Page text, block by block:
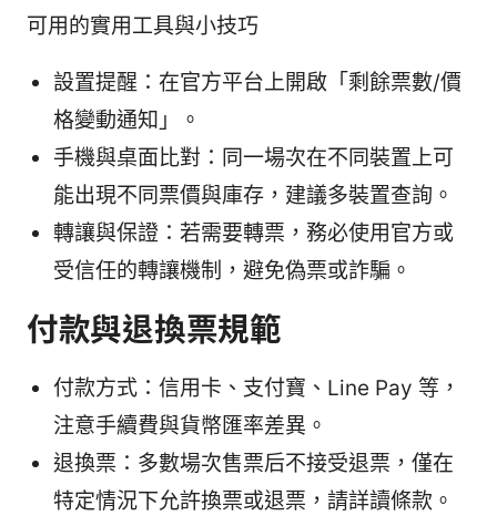
可用的實用工具與小技巧
設置提醒：在官方平台上開啟「剩餘票數/價
格變動通知」。
手機與桌面比對：同一場次在不同裝置上可
能出現不同票價與庫存，建議多裝置查詢。
轉讓與保證：若需要轉票，務必使用官方或
受信任的轉讓機制，避免偽票或詐騙。
付款與退換票規範
付款方式：信用卡、支付寶、Line Pay 等，
注意手續費與貨幣匯率差異。
退換票：多數場次售票后不接受退票，僅在
特定情況下允許換票或退票，請詳讀條款。